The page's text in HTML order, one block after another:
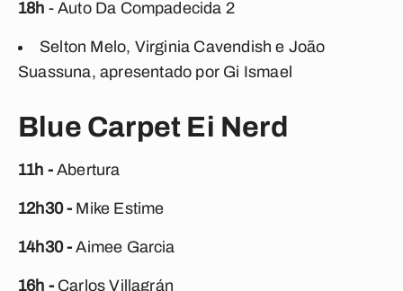
18h - Auto Da Compadecida 2
Selton Melo, Virginia Cavendish e João
Suassuna, apresentado por Gi Ismael
Blue Carpet Ei Nerd
11h -Abertura
12h30 - Mike Estime
14h30 - Aimee Garcia
16h -Carlos Villagrán